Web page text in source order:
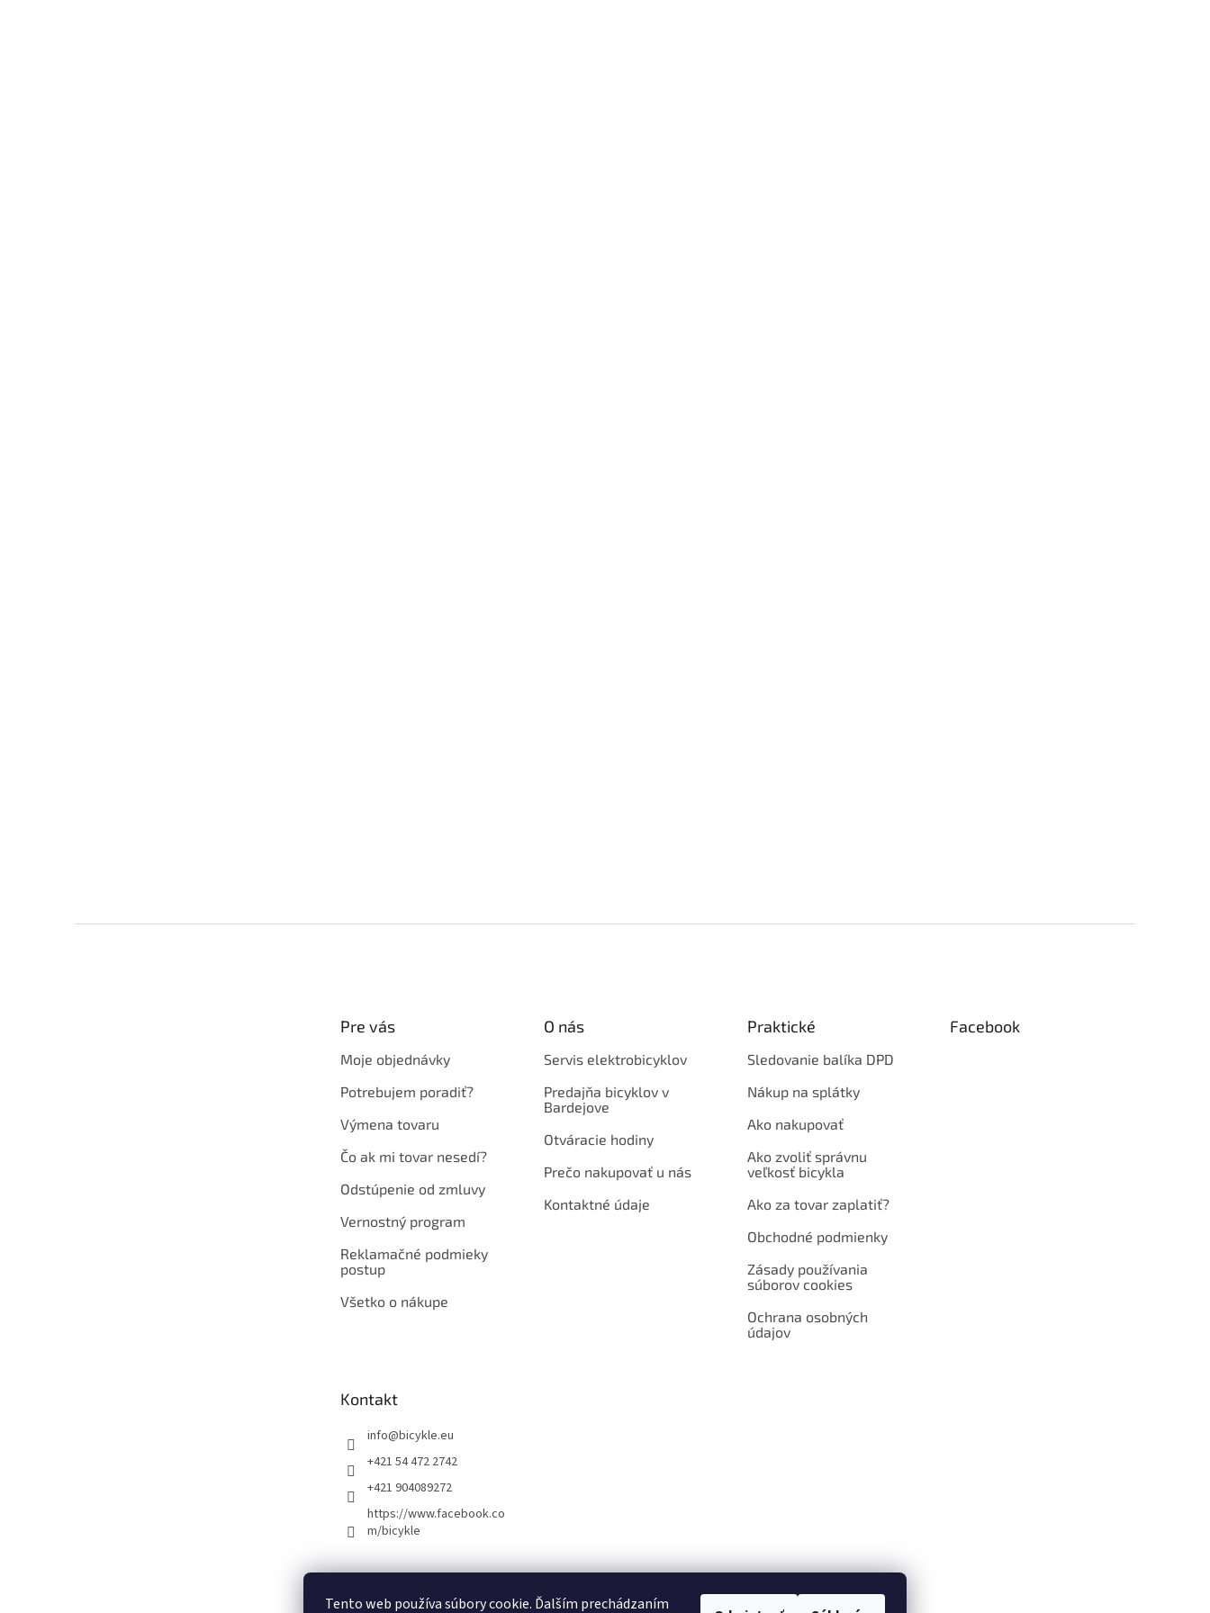
Tento web používa súbory cookie. Ďalším prechádzaním
Pre vás
Moje objednávky
Potrebujem poradiť?
Výmena tovaru
Čo ak mi tovar nesedí?
Odstúpenie od zmluvy
Vernostný program
Reklamačné podmieky
postup
Všetko o nákupe
O nás
Servis elektrobicyklov
Predajňa bicyklov v
Bardejove
Otváracie hodiny
Prečo nakupovať u nás
Kontaktné údaje
Praktické
Sledovanie balíka DPD
Nákup na splátky
Ako nakupovať
Ako zvoliť správnu
veľkosť bicykla
Ako za tovar zaplatiť?
Obchodné podmienky
Zásady používania
súborov cookies
Ochrana osobných
údajov
Facebook
Kontakt
info@bicykle.eu
+421 54 472 2742
+421 904089272
https://www.facebook.co
m/bicykle